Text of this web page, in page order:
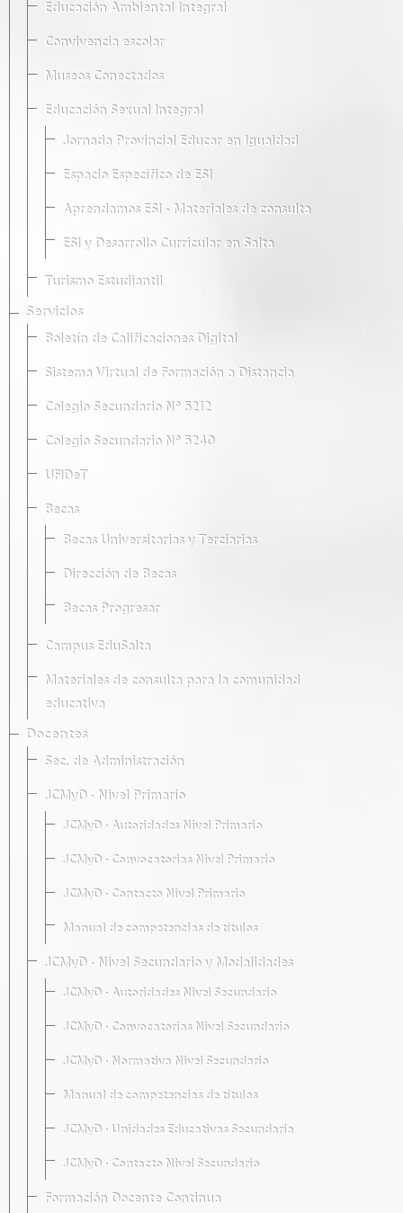
Educación Ambiental Integral
Convivencia escolar
Museos Conectados
Educación Sexual Integral
Jornada Provincial Educar en Igualdad
Espacio Específico de ESI
Aprendamos ESI - Materiales de consulta
ESI y Desarrollo Curricular en Salta
Turismo Estudiantil
Servicios
Boletín de Calificaciones Digital
Sistema Virtual de Formación a Distancia
Colegio Secundario Nº 5212
Colegio Secundario Nº 5240
UFIDeT
Becas
Becas Universitarias y Terciarias
Dirección de Becas
Becas Progresar
Campus EduSalta
Materiales de consulta para la comunidad
educativa
Docentes
Sec. de Administración
JCMyD · Nivel Primario
JCMyD · Autoridades Nivel Primario
JCMyD · Convocatorias Nivel Primario
JCMyD · Contacto Nivel Primario
Manual de competencias de títulos
JCMyD · Nivel Secundario y Modalidades
JCMyD · Autoridades Nivel Secundario
JCMyD · Convocatorias Nivel Secundario
JCMyD · Normativa Nivel Secundario
Manual de competencias de títulos
JCMyD · Unidades Educativas Secundaria
JCMyD · Contacto Nivel Secundario
Formación Docente Continua